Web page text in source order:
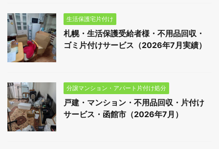
生活保護宅片付け
札幌・生活保護受給者様・不用品回収・
ゴミ片付けサービス（2026年7月実績）
分譲マンション・アパート片付け処分
戸建・マンション・不用品回収・片付け
サービス・函館市（2026年7月）